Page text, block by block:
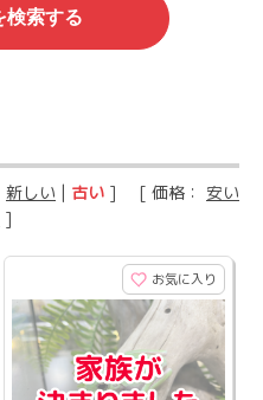
新しい | 古い ] [ 価格： 安い
]
お気に入り